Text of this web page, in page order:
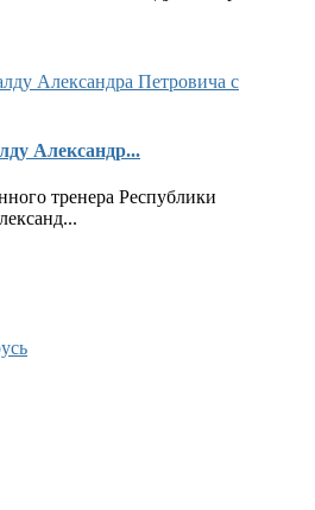
Александр...
тренера Республики